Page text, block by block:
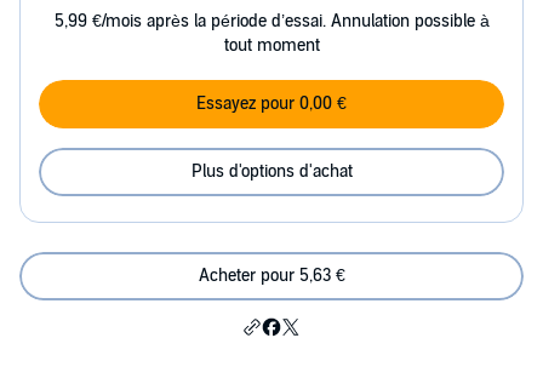
5,99 €/mois après la période d’essai. Annulation possible à
tout moment
Essayez pour 0,00 €
Plus d'options d'achat
Acheter pour 5,63 €